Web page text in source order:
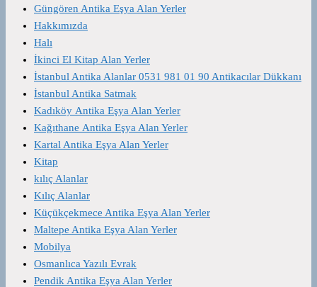
Güngören Antika Eşya Alan Yerler
Hakkımızda
Halı
İkinci El Kitap Alan Yerler
İstanbul Antika Alanlar 0531 981 01 90 Antikacılar Dükkanı
İstanbul Antika Satmak
Kadıköy Antika Eşya Alan Yerler
Kağıthane Antika Eşya Alan Yerler
Kartal Antika Eşya Alan Yerler
Kitap
kılıç Alanlar
Kılıç Alanlar
Küçükçekmece Antika Eşya Alan Yerler
Maltepe Antika Eşya Alan Yerler
Mobilya
Osmanlıca Yazılı Evrak
Pendik Antika Eşya Alan Yerler